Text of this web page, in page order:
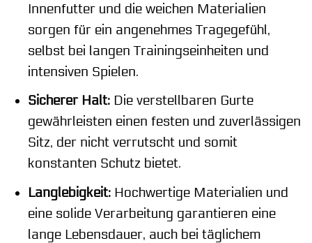
Innenfutter und die weichen Materialien
sorgen für ein angenehmes Tragegefühl,
selbst bei langen Trainingseinheiten und
intensiven Spielen.
Sicherer Halt:Die verstellbaren Gurte
gewährleisten einen festen und zuverlässigen
Sitz, der nicht verrutscht und somit
konstanten Schutz bietet.
Langlebigkeit:Hochwertige Materialien und
eine solide Verarbeitung garantieren eine
lange Lebensdauer, auch bei täglichem